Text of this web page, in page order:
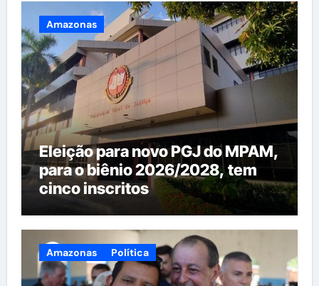
Amazonas
Eleição para novo PGJ do MPAM,
para o biênio 2026/2028, tem
cinco inscritos
Amazonas Política